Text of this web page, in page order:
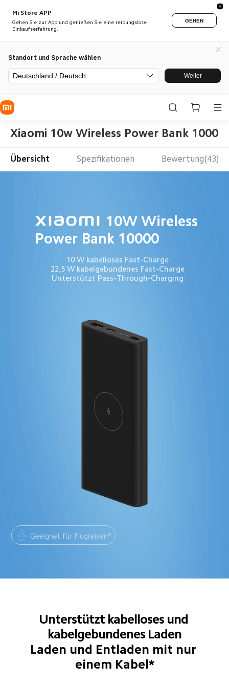
Mi Store APP
Gehen Sie zur App und genießen Sie eine reibungslose
Einkaufserfahrung.
GEHEN
Standort und Sprache wählen
Deutschland / Deutsch Weiter
Xiaomi 10w Wireless Power Bank 10000
Übersicht Spezifikationen Bewertung(43)
10W Wireless
Power Bank 10000
10 W kabelloses Fast-Charge
22,5 W kabelgebundenes Fast-Charge
Unterstützt Pass-Through-Charging
Geeignet für Flugreisen*
Unterstützt kabelloses und
kabelgebundenes Laden
Laden und Entladen mit nur
einem Kabel*